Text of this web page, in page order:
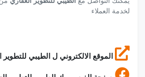
لخدمة العملاء